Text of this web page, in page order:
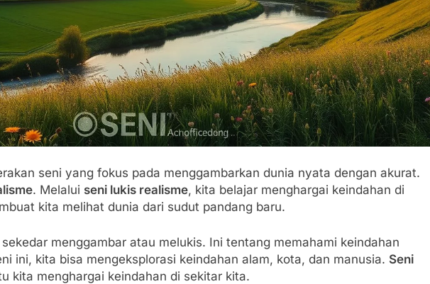
seni yang fokus pada menggambarkan dunia nyata dengan akurat.
. Melalui seni lukis realisme, kita belajar menghargai keindahan di
kita melihat dunia dari sudut pandang baru.
menggambar atau melukis. Ini tentang memahami keindahan
ini, kita bisa mengeksplorasi keindahan alam, kota, dan manusia. Seni
kita menghargai keindahan di sekitar kita.